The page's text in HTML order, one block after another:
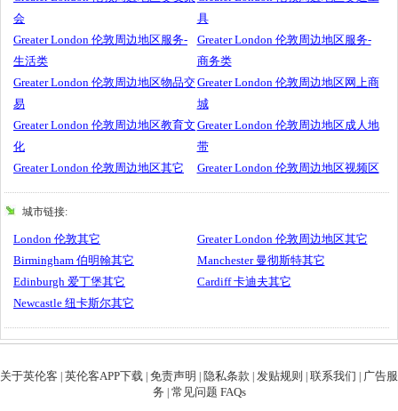
会
具
Greater London 伦敦周边地区服务-
生活类
Greater London 伦敦周边地区服务-
商务类
Greater London 伦敦周边地区物品交
易
Greater London 伦敦周边地区网上商
城
Greater London 伦敦周边地区教育文
化
Greater London 伦敦周边地区成人地
带
Greater London 伦敦周边地区其它
Greater London 伦敦周边地区视频区
城市链接:
London 伦敦其它
Greater London 伦敦周边地区其它
Birmingham 伯明翰其它
Manchester 曼彻斯特其它
Edinburgh 爱丁堡其它
Cardiff 卡迪夫其它
Newcastle 纽卡斯尔其它
关于英伦客 英伦客APP下载 免责声明 隐私条款 发贴规则 联系我们
广告服
务 常见问题 FAQs